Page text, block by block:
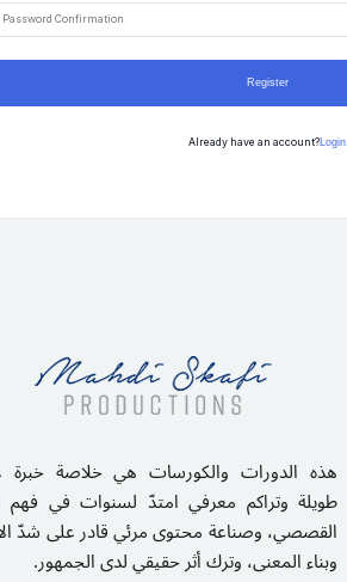
Register
Already have an account?Login
هذه الدورات والكورسات هي خلاصة خبرة
طويلة وتراكم معرفي امتدّ لسنوات في فهم
القصصي، وصناعة محتوى مرئي قادر على شدّ
وبناء المعنى، وترك أثر حقيقي لدى الجمهور.